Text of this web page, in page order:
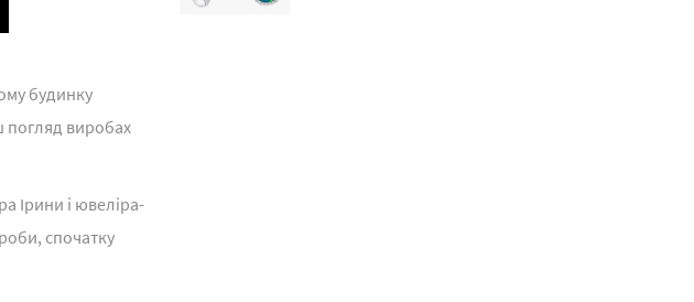
будинку
погляд виробах
Ірини і ювеліра-
спочатку